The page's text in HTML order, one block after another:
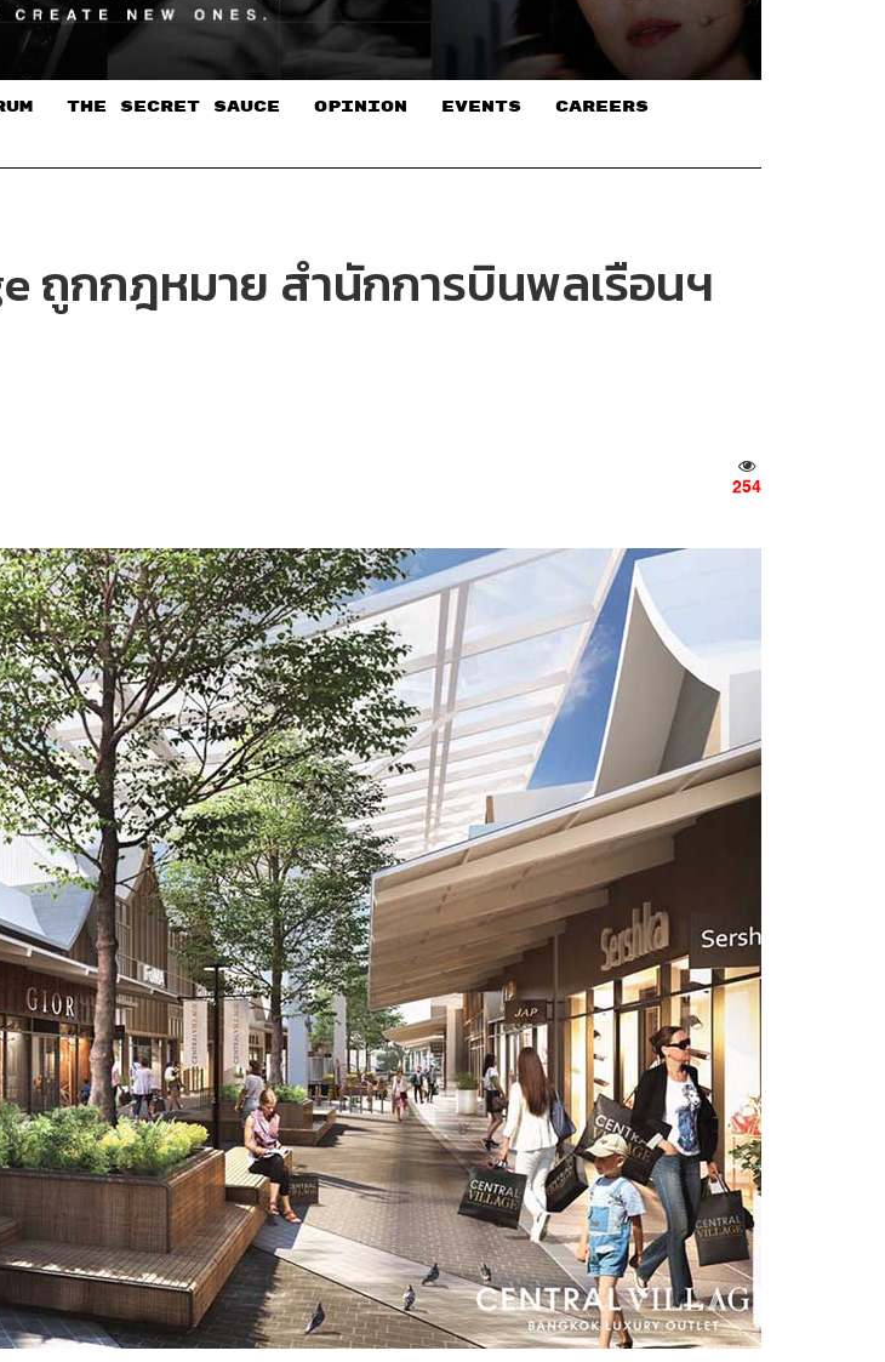
THE SECRET SAUCE​ OPINION EVENTS CAREERS
ถูกกฎหมาย สำนักการบินพลเรือนฯ
254